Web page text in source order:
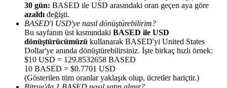
Yönlendirme
Arkadaşını davet et, nakit ödüller kazan
BTC Welcome Rewards
30 gün: BASED ile USD arasındaki oran geçen aya göre
azaldı değişti.
BASED'i USD'ye nasıl dönüştürebilirim?
Bu sayfanın üst kısmındaki BASED ile USD
dönüştürücümüzü kullanarak BASED'yi United States
Dollar'ye anında dönüştürebilirsiniz. İşte birkaç hızlı örnek:
$10 USD = 129.8532658 BASED
10 BASED = $0.7701 USD
(Gösterilen tüm oranlar yaklaşık olup, ücretler hariçtir.)